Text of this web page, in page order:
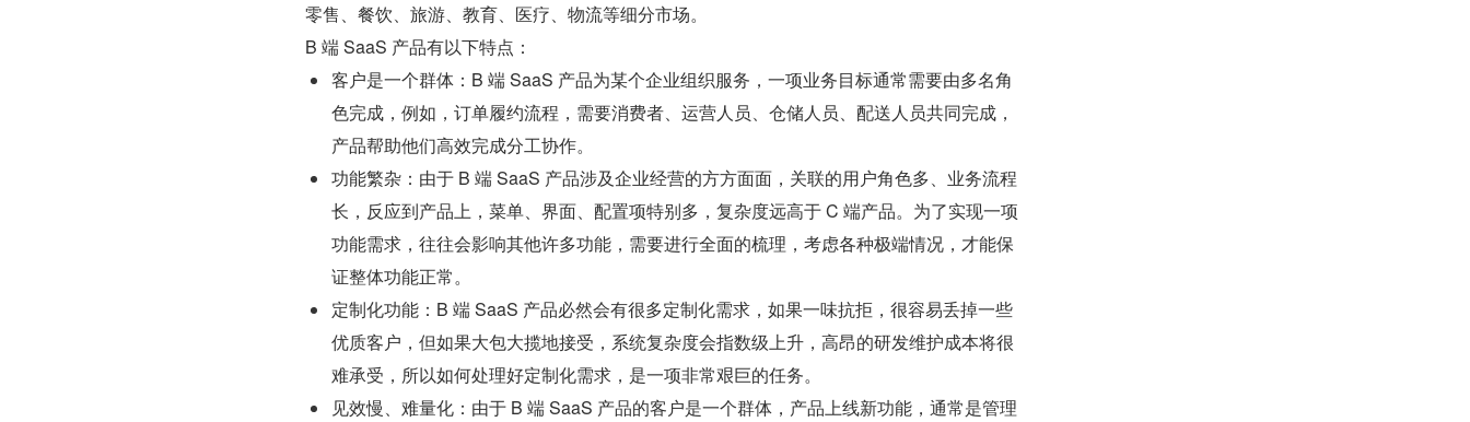
零售、餐饮、旅游、教育、医疗、物流等细分市场。
B 端 SaaS 产品有以下特点：
客户是一个群体：B 端 SaaS 产品为某个企业组织服务，一项业务目标通常需要由多名角
色完成，例如，订单履约流程，需要消费者、运营人员、仓储人员、配送人员共同完成，
产品帮助他们高效完成分工协作。
功能繁杂：由于 B 端 SaaS 产品涉及企业经营的方方面面，关联的用户角色多、业务流程
长，反应到产品上，菜单、界面、配置项特别多，复杂度远高于 C 端产品。为了实现一项
功能需求，往往会影响其他许多功能，需要进行全面的梳理，考虑各种极端情况，才能保
证整体功能正常。
定制化功能：B 端 SaaS 产品必然会有很多定制化需求，如果一味抗拒，很容易丢掉一些
优质客户，但如果大包大揽地接受，系统复杂度会指数级上升，高昂的研发维护成本将很
难承受，所以如何处理好定制化需求，是一项非常艰巨的任务。
见效慢、难量化：由于 B 端 SaaS 产品的客户是一个群体，产品上线新功能，通常是管理